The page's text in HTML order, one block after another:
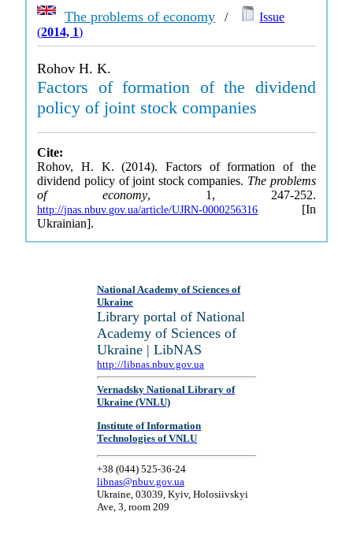
The problems of economy /
Issue
(2014, 1)
Rohov H. K.
Factors of formation of the dividend
policy of joint stock companies
Cite:
Rohov, H. K. (2014). Factors of formation of the
dividend policy of joint stock companies. The problems
of economy, 1, 247-252.
http://jnas.nbuv.gov.ua/article/UJRN-0000256316 [In
Ukrainian].
National Academy of Sciences of
Ukraine
Library portal of National
Academy of Sciences of
Ukraine | LibNAS
http://libnas.nbuv.gov.ua
Vernadsky National Library of
Ukraine (VNLU)
Institute of Information
Technologies of VNLU
+38 (044) 525-36-24
libnas@nbuv.gov.ua
Ukraine, 03039, Kyiv, Holosiivskyi
Ave, 3, room 209